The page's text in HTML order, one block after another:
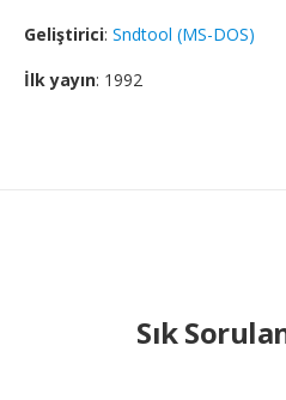
Geliştirici: Sndtool (MS-DOS)
İlk yayın: 1992
Sık